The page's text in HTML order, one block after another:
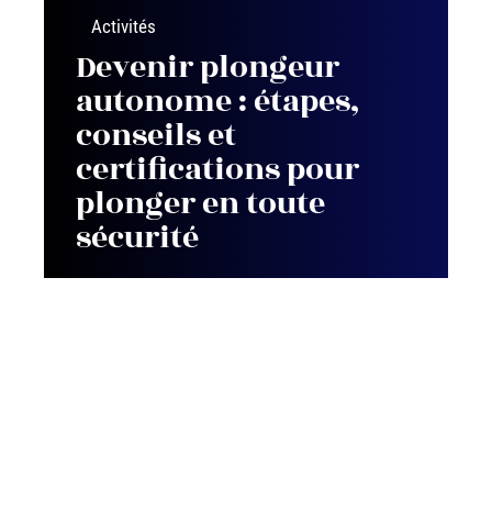
Activités
Devenir plongeur
autonome : étapes,
conseils et
certifications pour
plonger en toute
sécurité